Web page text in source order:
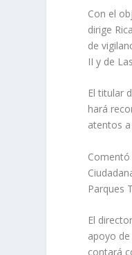
Con el
dirige
de
II y de
El titular
hará
atentos
Comentó
Parques
El
apoyo
contará